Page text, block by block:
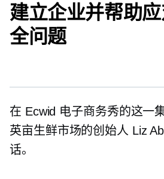
建立企业并帮助
全问题
在 Ecwid 电子商务秀的这一
英亩生鲜市场的创始人 Liz
话。